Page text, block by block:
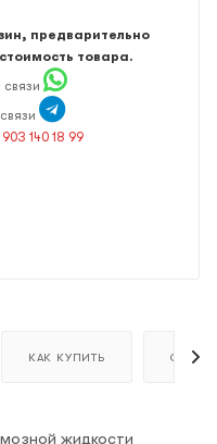
предварительно
товара.
903 140 18 99
КАК КУПИТЬ ОПЛАТА
жидкости